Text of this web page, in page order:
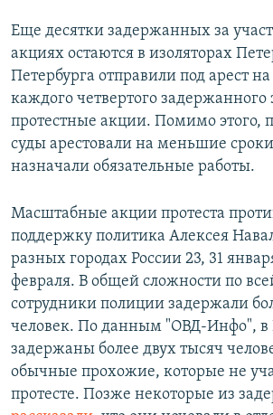
Еще десятки задержанных за
акциях остаются в изоляторах
Петербурга отправили под арест на
каждого четвертого задержанного
протестные акции. Помимо этого,
суды арестовали на меньшие
назначали обязательные работы.
Масштабные акции протеста
поддержку политика Алексея
разных городах России 23, 31
февраля. В общей сложности по
сотрудники полиции задержали
человек. По данным "ОВД-Инфо", в
задержаны более двух тысяч
обычные прохожие, которые не
протесте. Позже некоторые из